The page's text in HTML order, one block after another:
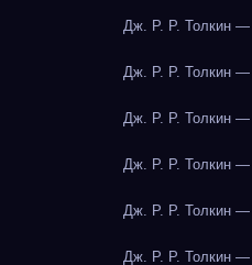
Дж. Р. Р. Толкин —
Дж. Р. Р. Толкин —
Дж. Р. Р. Толкин —
Дж. Р. Р. Толкин —
Дж. Р. Р. Толкин —
Дж. Р. Р. Толкин —